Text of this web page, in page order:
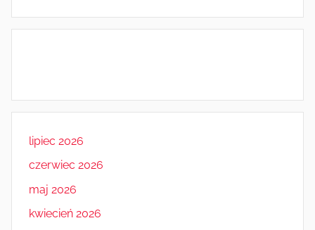
lipiec 2026
czerwiec 2026
maj 2026
kwiecień 2026